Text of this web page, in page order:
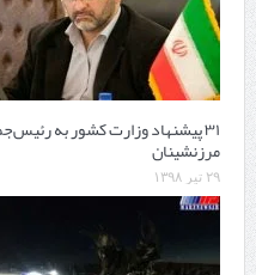
۳۱ پیشنهاد وزارت کشور به
مرزنشینان
۲۹ تیر ۱۳۹۸